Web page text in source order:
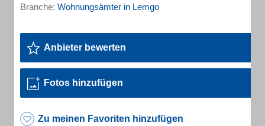
Branche: Wohnungsämter in Lemgo
Anbieter bewerten
Fotos hinzufügen
Zu meinen Favoriten hinzufügen